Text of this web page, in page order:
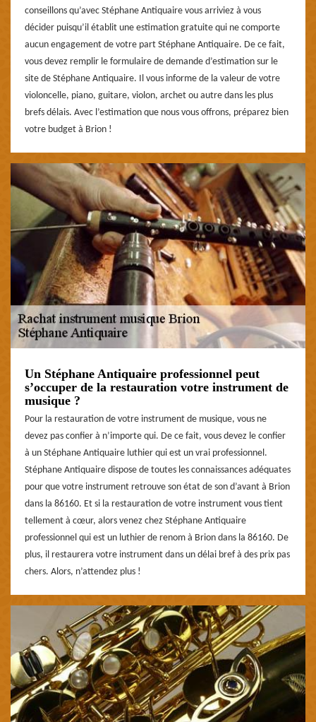
conseillons qu’avec Stéphane Antiquaire vous arriviez à vous
décider puisqu’il établit une estimation gratuite qui ne comporte
aucun engagement de votre part Stéphane Antiquaire. De ce fait,
vous devez remplir le formulaire de demande d’estimation sur le
site de Stéphane Antiquaire. Il vous informe de la valeur de votre
violoncelle, piano, guitare, violon, archet ou autre dans les plus
brefs délais. Avec l’estimation que nous vous offrons, préparez bien
votre budget à Brion !
Un Stéphane Antiquaire professionnel peut
s’occuper de la restauration votre instrument de
musique ?
Pour la restauration de votre instrument de musique, vous ne
devez pas confier à n’importe qui. De ce fait, vous devez le confier
à un Stéphane Antiquaire luthier qui est un vrai professionnel.
Stéphane Antiquaire dispose de toutes les connaissances adéquates
pour que votre instrument retrouve son état de son d’avant à Brion
dans la 86160. Et si la restauration de votre instrument vous tient
tellement à cœur, alors venez chez Stéphane Antiquaire
professionnel qui est un luthier de renom à Brion dans la 86160. De
plus, il restaurera votre instrument dans un délai bref à des prix pas
chers. Alors, n’attendez plus !